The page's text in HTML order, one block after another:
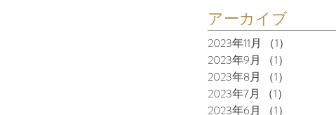
アーカイブ
2023年11月 （1）
2023年9月
（1）
2023年8月
（1）
2023年7月
（1）
2023年6月
（1）